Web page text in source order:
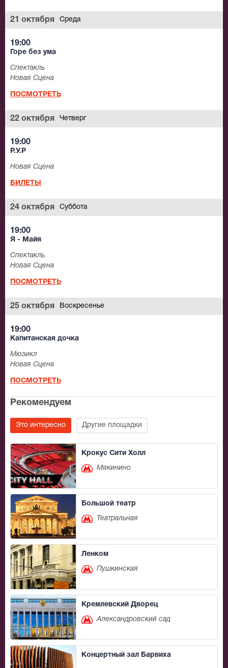
21 октября Среда
19:00
Горе без ума
Спектакль
Новая Сцена
ПОСМОТРЕТЬ
22 октября Четверг
19:00
Р.У.Р
Новая Сцена
БИЛЕТЫ
24 октября Суббота
19:00
Я - Майя
Спектакль
Новая Сцена
ПОСМОТРЕТЬ
25 октября Воскресенье
19:00
Капитанская дочка
Мюзикл
Новая Сцена
ПОСМОТРЕТЬ
Рекомендуем
Это интересно Другие площадки
Крокус Сити Холл
Мякинино
Большой театр
Театральная
Ленком
Пушкинская
Кремлевский Дворец
Александровский сад
Концертный зал Барвиха